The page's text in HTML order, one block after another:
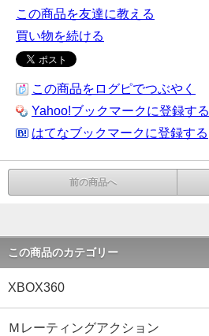
この商品を友達に教える
買い物を続ける
この商品をログピでつぶやく
Yahoo!ブックマークに登録する
はてなブックマークに登録する
前の商品へ
この商品のカテゴリー
XBOX360
Ｍレーティングアクション